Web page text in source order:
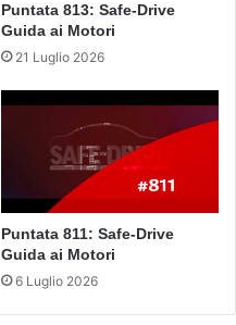
Puntata 813: Safe-Drive
Guida ai Motori
21 Luglio 2026
Puntata 811: Safe-Drive
Guida ai Motori
6 Luglio 2026